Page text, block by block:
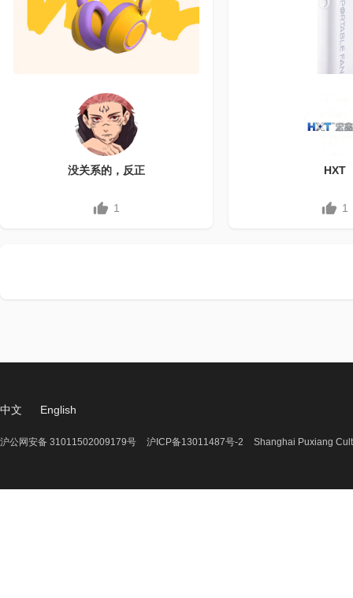
没关系的，反正
1
HXT
1
中文 English
沪公网安备 31011502009179号 沪ICP备13011487号-2 Shanghai Puxiang